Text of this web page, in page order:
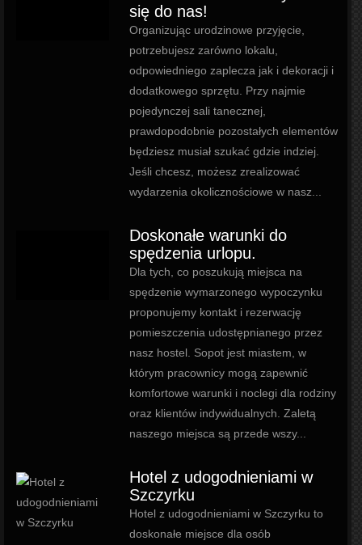
się do nas!
Organizując urodzinowe przyjęcie,
potrzebujesz zarówno lokalu,
odpowiedniego zaplecza jak i dekoracji i
dodatkowego sprzętu. Przy najmie
pojedynczej sali tanecznej,
prawdopodobnie pozostałych elementów
będziesz musiał szukać gdzie indziej.
Jeśli chcesz, możesz zrealizować
wydarzenia okolicznościowe w nasz...
Doskonałe warunki do
spędzenia urlopu.
Dla tych, co poszukują miejsca na
spędzenie wymarzonego wypoczynku
proponujemy kontakt i rezerwację
pomieszczenia udostępnianego przez
nasz hostel. Sopot jest miastem, w
którym pracownicy mogą zapewnić
komfortowe warunki i noclegi dla rodziny
oraz klientów indywidualnych. Zaletą
naszego miejsca są przede wszy...
Hotel z udogodnieniami w
Szczyrku
Hotel z udogodnieniami w Szczyrku to
doskonałe miejsce dla osób